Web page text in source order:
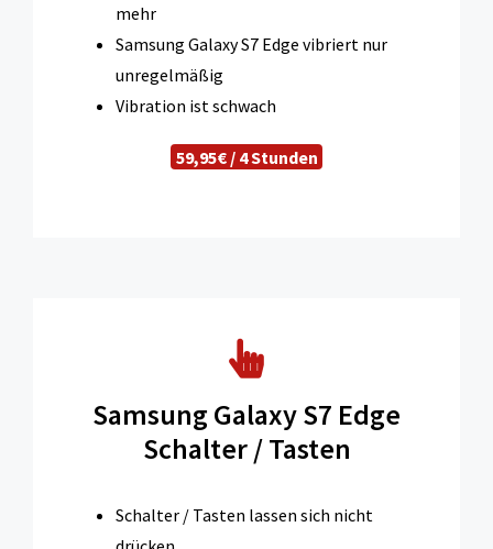
mehr
Samsung Galaxy S7 Edge vibriert nur
unregelmäßig
Vibration ist schwach
59,95€ / 4 Stunden
Samsung Galaxy S7 Edge
Schalter / Tasten
Schalter / Tasten lassen sich nicht